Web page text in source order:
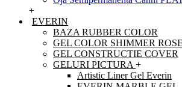
+
EVERIN
BAZA RUBBER COLOR
GEL COLOR SHIMMER
GEL CONSTRUCTIE COVER
GELURI PICTURA +
Artistic Liner Gel Everin